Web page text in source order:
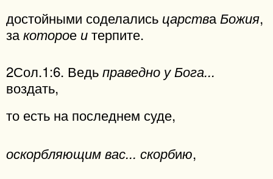
достойными соделались царства Божия,
закоторое итерпите.
2Сол.1:6. Ведьправедно у Бога...
воздать,
то есть на последнем суде,
оскорбляющим вас... скорбию,